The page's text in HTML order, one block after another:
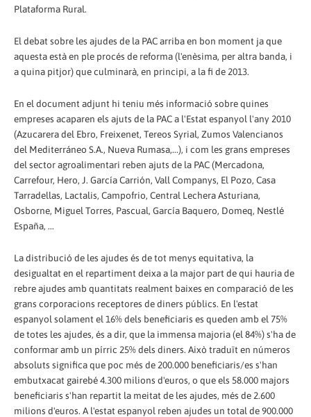
Plataforma Rural.
El debat sobre les ajudes de la PAC arriba en bon moment ja que
aquesta està en ple procés de reforma (l'enèsima, per altra banda, i
a quina pitjor) que culminarà, en principi, a la fi de 2013.
En el document adjunt hi teniu més informació sobre quines
empreses acaparen els ajuts de la PAC a l'Estat espanyol l'any 2010
(Azucarera del Ebro, Freixenet, Tereos Syrial, Zumos Valencianos
del Mediterráneo S.A., Nueva Rumasa,...), i com les grans empreses
del sector agroalimentari reben ajuts de la PAC (Mercadona,
Carrefour, Hero, J. García Carrión, Vall Companys, El Pozo, Casa
Tarradellas, Lactalis, Campofrio, Central Lechera Asturiana,
Osborne, Miguel Torres, Pascual, García Baquero, Domeq, Nestlé
España, ...
La distribució de les ajudes és de tot menys equitativa, la
desigualtat en el repartiment deixa a la major part de qui hauria de
rebre ajudes amb quantitats realment baixes en comparació de les
grans corporacions receptores de diners públics. En l'estat
espanyol solament el 16% dels beneficiaris es queden amb el 75%
de totes les ajudes, és a dir, que la immensa majoria (el 84%) s'ha de
conformar amb un pírric 25% dels diners. Això traduït en números
absoluts significa que poc més de 200.000 beneficiaris/es s'han
embutxacat gairebé 4.300 milions d'euros, o que els 58.000 majors
beneficiaris s'han repartit la meitat de les ajudes, més de 2.600
milions d'euros. A l'estat espanyol reben ajudes un total de 900.000